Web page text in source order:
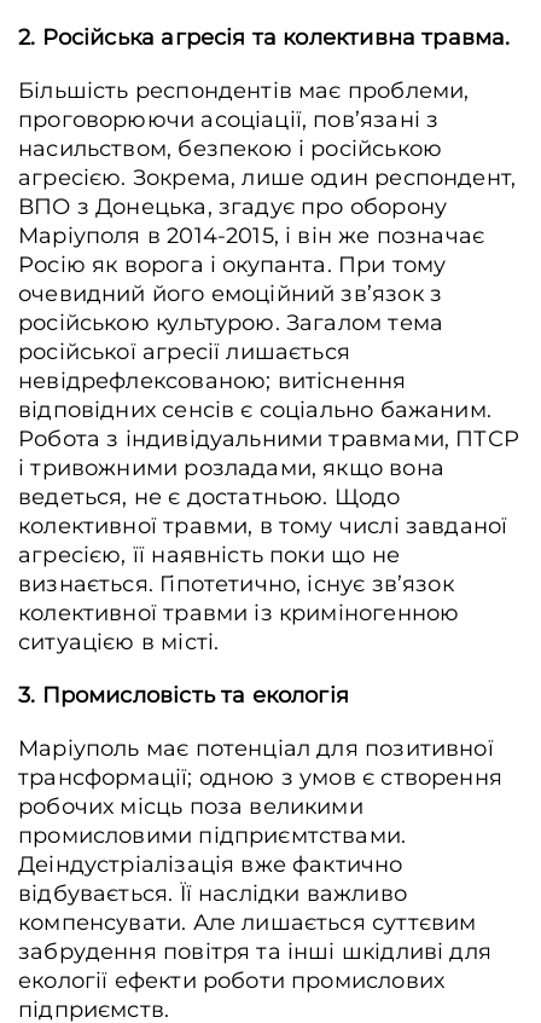
2. Російська агресія та колективна травма.
Більшість респондентів має проблеми,
проговорюючи асоціації, пов’язані з
насильством, безпекою і російською
агресією. Зокрема, лише один респондент,
ВПО з Донецька, згадує про оборону
Маріуполя в 2014-2015, і він же позначає
Росію як ворога і окупанта. При тому
очевидний його емоційний зв’язок з
російською культурою. Загалом тема
російської агресії лишається
невідрефлексованою; витіснення
відповідних сенсів є соціально бажаним.
Робота з індивідуальними травмами, ПТСР
і тривожними розладами, якщо вона
ведеться, не є достатньою. Щодо
колективної травми, в тому числі завданої
агресією, її наявність поки що не
визнається. Гіпотетично, існує зв’язок
колективної травми із криміногенною
ситуацією в місті.
3. Промисловість та екологія
Маріуполь має потенціал для позитивної
трансформації; одною з умов є створення
робочих місць поза великими
промисловими підприємтствами.
Деіндустріалізація вже фактично
відбувається. Її наслідки важливо
компенсувати. Але лишається суттєвим
забрудення повітря та інші шкідливі для
екології ефекти роботи промислових
підприємств.